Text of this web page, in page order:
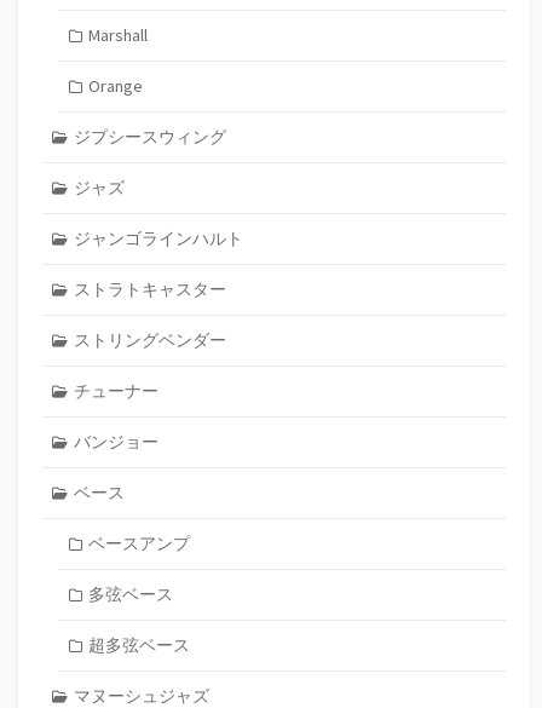
Marshall
Orange
ジプシースウィング
ジャズ
ジャンゴラインハルト
ストラトキャスター
ストリングベンダー
チューナー
バンジョー
ベース
ベースアンプ
多弦ベース
超多弦ベース
マヌーシュジャズ